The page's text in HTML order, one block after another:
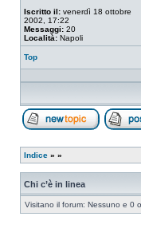
Iscritto il: venerdì 18 ottobre
2002, 17:22
Messaggi: 20
Località: Napoli
Top
Indice » »
Chi c’è in linea
Visitano il forum: Nessuno e 0